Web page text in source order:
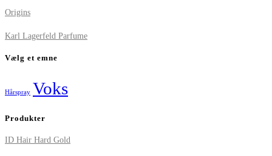
Origins
Karl Lagerfeld Parfume
Vælg et emne
Hårspray Voks
Produkter
ID Hair Hard Gold